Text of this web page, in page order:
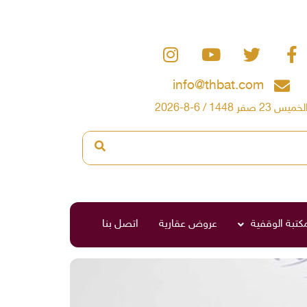
info@thbat.com
23 صفر 1448 / 6-8-2026
الوقفية عروض عقارية اتصل بنا